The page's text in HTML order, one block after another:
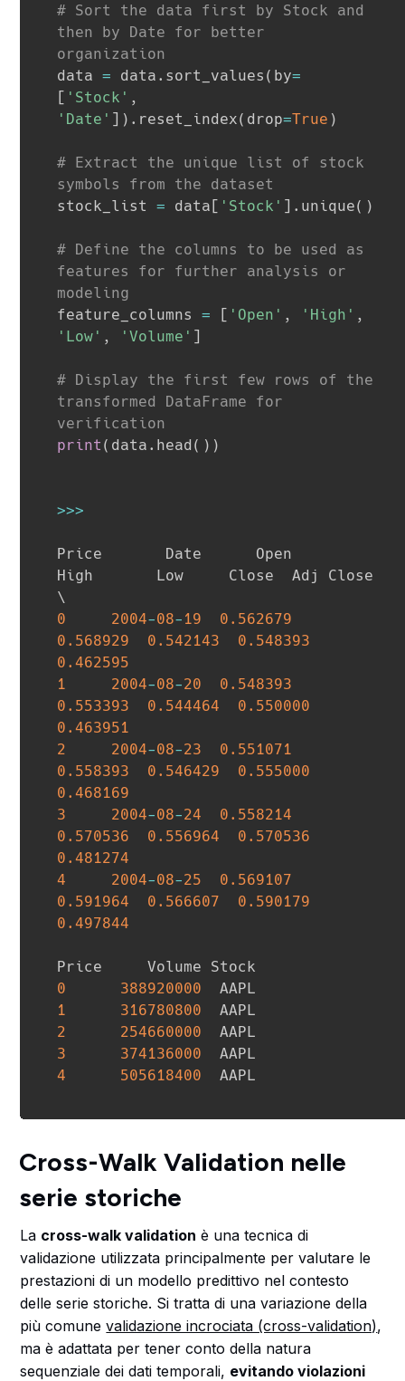
# Sort the data first by Stock and
then by Date for better
organization
data = data . sort_values ( by=
[ 'Stock' ,
'Date' ] ) . reset_index( drop=True )
# Extract the unique list of stock
symbols from the dataset
stock_list = data [ 'Stock' ] . unique( )
# Define the columns to be used as
features for further analysis or
modeling
feature_columns = [ 'Open' , 'High' ,
'Low' , 'Volume' ]
# Display the first few rows of the
transformed DataFrame for
verification
print ( data . head ( ) )
>>>
Price       Date      Open
High       Low     Close  Adj Close
0
2004-08- 19
0.562679
0.568929
0.542143
0.548393
0.462595
1
2004-08-20
0.548393
0.553393
0.544464
0.550000
0.463951
2
2004-08-23
0.551071
0.558393
0.546429
0.555000
0.468169
3
2004-08-24
0.558214
0.570536
0.556964
0.570536
0.481274
4
2004-08-25
0.569107
0.591964
0.566607
0.590179
0.497844
0
388920000
1
316780800
2
254660000
3
374136000
4
505618400
  AAPL
Cross-Walk Validation nelle
serie storiche
La cross-walk validation è una tecnica di
validazione utilizzata principalmente per valutare le
prestazioni di un modello predittivo nel contesto
delle serie storiche. Si tratta di una variazione della
più comunevalidazione incrociata (cross-validation),
ma è adattata per tener conto della natura
sequenziale dei dati temporali, evitando violazioni